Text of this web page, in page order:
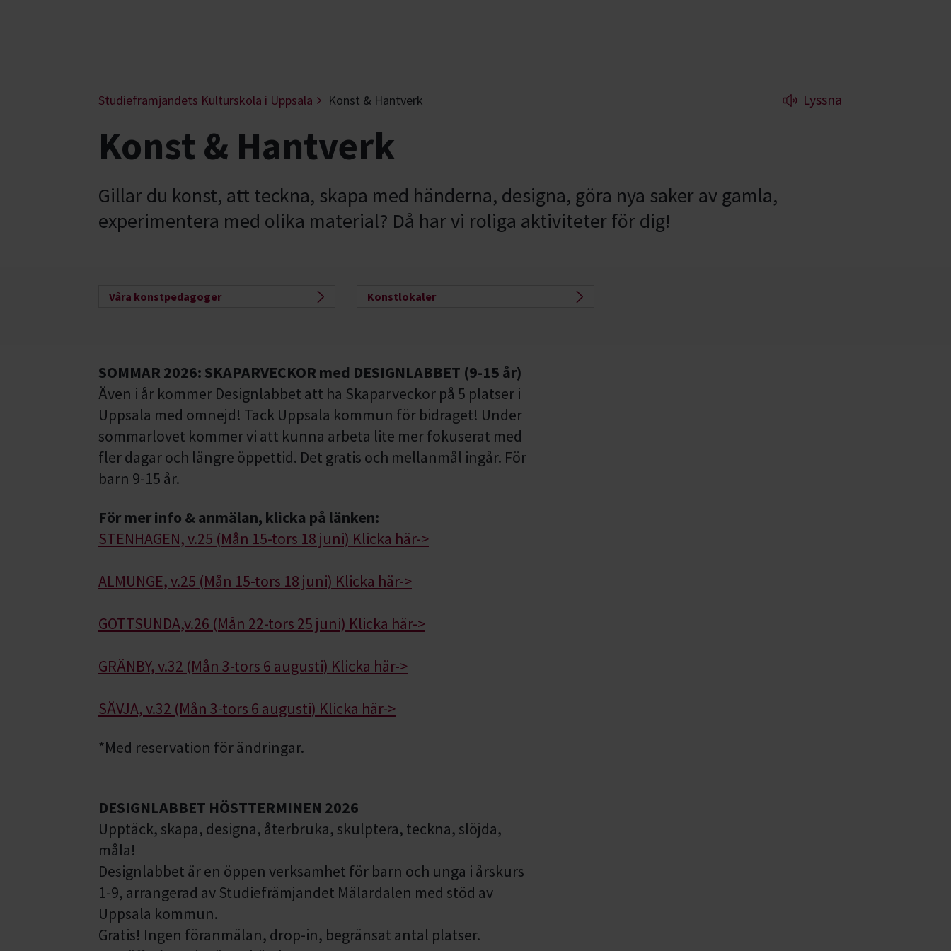
Studiefrämjandets Kulturskola i Uppsala Konst & Hantverk Lyssna
Konst & Hantverk
Gillar du konst, att teckna, skapa med händerna, designa, göra nya saker av gamla,
experimentera med olika material? Då har vi roliga aktiviteter för dig!
Våra konstpedagoger Konstlokaler
SOMMAR 2026: SKAPARVECKOR med DESIGNLABBET (9-15 år)
Även i år kommer Designlabbet att ha Skaparveckor på 5 platser i
Uppsala med omnejd! Tack Uppsala kommun för bidraget! Under
sommarlovet kommer vi att kunna arbeta lite mer fokuserat med
fler dagar och längre öppettid. Det gratis och mellanmål ingår. För
barn 9-15 år.
För mer info & anmälan, klicka på länken:
STENHAGEN, v.25 (Mån 15-tors 18 juni) Klicka här->
ALMUNGE, v.25 (Mån 15-tors 18 juni) Klicka här->
GOTTSUNDA,v.26 (Mån 22-tors 25 juni) Klicka här->
GRÄNBY, v.32 (Mån 3-tors 6 augusti) Klicka här->
SÄVJA, v.32 (Mån 3-tors 6 augusti) Klicka här->
*Med reservation för ändringar.
DESIGNLABBET HÖSTTERMINEN 2026
Upptäck, skapa, designa, återbruka, skulptera, teckna, slöjda,
måla!
Designlabbet är en öppen verksamhet för barn och unga i årskurs
1-9, arrangerad av Studiefrämjandet Mälardalen med stöd av
Uppsala kommun.
Gratis! Ingen föranmälan, drop-in, begränsat antal platser.